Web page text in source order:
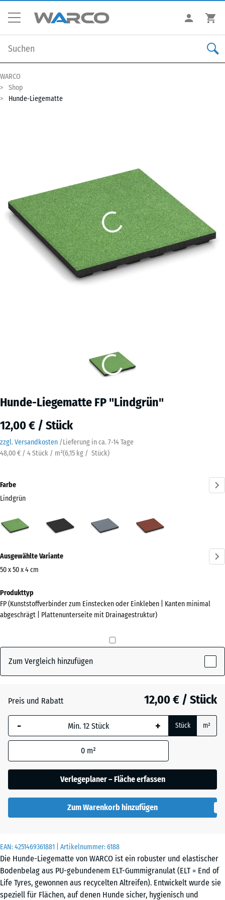
WARCO
Shop
Hunde-Liegematte
Hunde-Liegematte FP "Lindgrün"
12,00 € / Stück
zzgl. Versandkosten /Lieferung in ca. 7-14 Tage
48,00 € / 4 Stück / m²(6,15 kg / Stück)
EAN:4251469361881 | Artikelnummer:6188
Die Hunde-Liegematte von WARCO ist ein robuster und elastischer
Bodenbelag aus PU-gebundenem ELT-Gummigranulat (ELT = End of
Life Tyres, gewonnen aus recycelten Altreifen). Entwickelt wurde sie
speziell für Flächen, auf denen Hunde sicher, hygienisch und
Farbe
Lindgrün
(active)
Graphitgrau
Informationen
zu
Farben?
Farbpalette
Lindgrün(active)
Ausgewählte Variante
50 x 50 x 4 cm
Abmessungen
für
den
x
500
Die gewählte, blau
umrandete
Abmessung wird
Produktdaten nicht
anders angegeben)
für die
Bedarfsberechnung
x
50
x 4
cm
Produkttyp
FP (Kunststoffverbinder zum Einstecken oder Einkleben | Kanten minimal
abgeschrägt | Plattenunterseite mit Drainagestruktur)
Zum Vergleich hinzufügen
Preis und Rabatt 12,00 € / Stück
- + Stück m²
0 m²
Verlegeplaner – Fläche erfassen
Zum Warenkorb hinzufügen